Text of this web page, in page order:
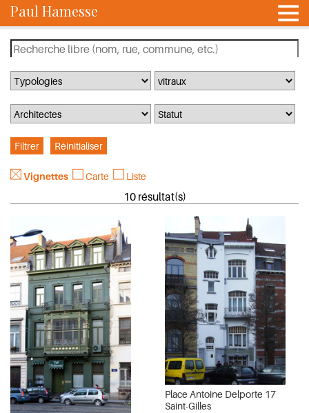
Paul Hamesse
Vignettes Carte Liste
10 résultat(s)
Place Antoine Delporte 17
Saint-Gilles